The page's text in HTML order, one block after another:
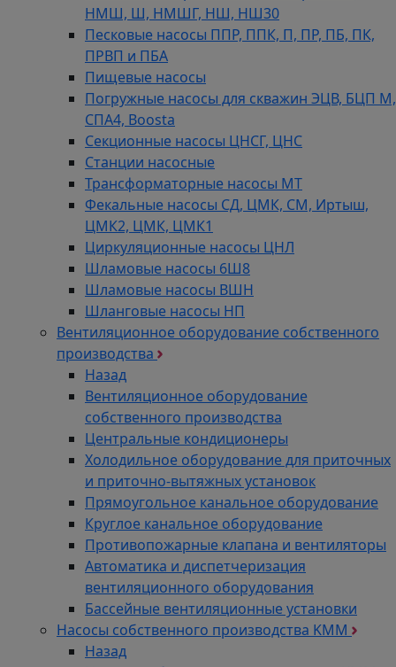
НМШ, Ш, НМШГ, НШ, НШ30
Песковые насосы ППР, ППК, П, ПР, ПБ, ПК,
ПРВП и ПБА
Пищевые насосы
Погружные насосы для скважин ЭЦВ, БЦП М,
СПА4, Boosta
Секционные насосы ЦНСГ, ЦНС
Станции насосные
Трансформаторные насосы МТ
Фекальные насосы СД, ЦМК, СМ, Иртыш,
ЦМК2, ЦМК, ЦМК1
Циркуляционные насосы ЦНЛ
Шламовые насосы 6Ш8
Шламовые насосы ВШН
Шланговые насосы НП
Вентиляционное оборудование собственного
производства
Назад
Вентиляционное оборудование
собственного производства
Центральные кондиционеры
Холодильное оборудование для приточных
и приточно-вытяжных установок
Прямоугольное канальное оборудование
Круглое канальное оборудование
Противопожарные клапана и вентиляторы
Автоматика и диспетчеризация
вентиляционного оборудования
Бассейные вентиляционные установки
Насосы собственного производства KMM
Назад